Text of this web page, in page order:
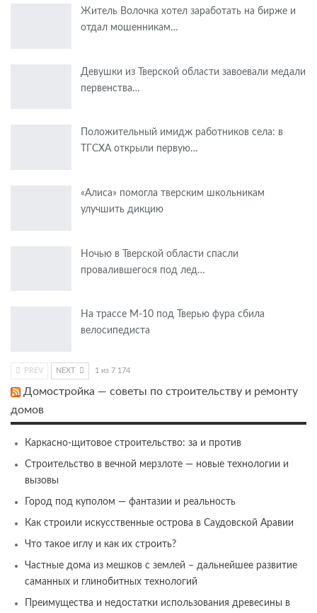
Житель Волочка хотел заработать на бирже и
отдал мошенникам…
Девушки из Тверской области завоевали медали
первенства…
Положительный имидж работников села: в
ТГСХА открыли первую…
«Алиса» помогла тверским школьникам
улучшить дикцию
Ночью в Тверской области спасли
провалившегося под лед…
На трассе М-10 под Тверью фура сбила
велосипедиста
PREV NEXT 1 из 7 174
Домостройка — советы по строительству и ремонту
домов
Каркасно-щитовое строительство: за и против
Строительство в вечной мерзлоте — новые технологии и
вызовы
Город под куполом — фантазии и реальность
Как строили искусственные острова в Саудовской Аравии
Что такое иглу и как их строить?
Частные дома из мешков с землей – дальнейшее развитие
саманных и глинобитных технологий
Преимущества и недостатки использования древесины в